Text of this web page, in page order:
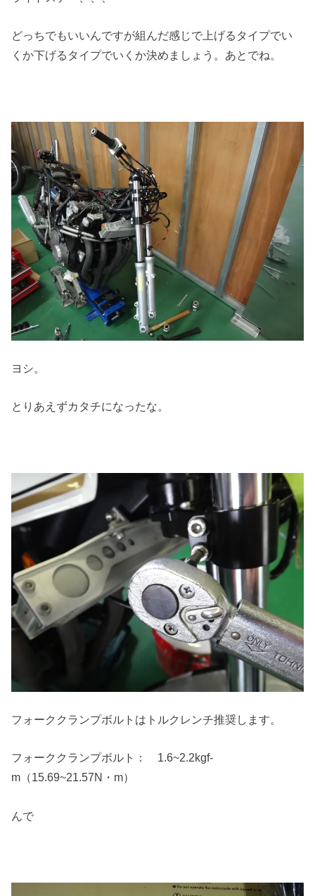
どっちでもいいんですが組んだ感じで上げるタイプでい
くか下げるタイプでいくか決めましょう。あとでね。
ヨシ。
とりあえずカタチになったな。
フォーククランプボルトはトルクレンチ推奨します。
フォーククランプボルト： 1.6~2.2kgf‐
m（15.69~21.57N・m）
んで